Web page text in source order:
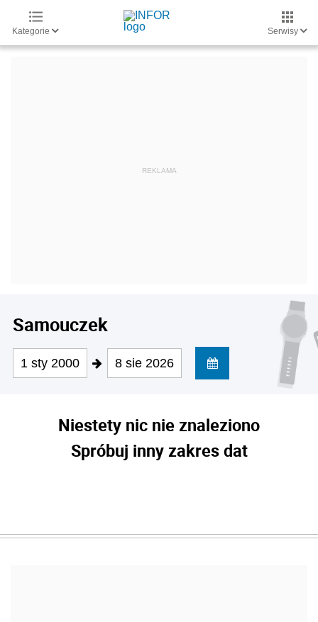
Kategorie Serwisy
Samouczek
1 sty 2000 8 sie 2026
Niestety nic nie znaleziono
Spróbuj inny zakres dat